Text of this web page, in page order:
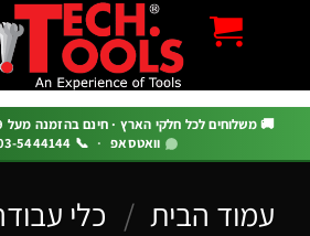
משלוחים לכל חלקי הארץ · חינם בהזמנה מעל ₪399
וואטסאפ · 📞 03-5444144 שלוחה 1
הבית / כלי עבודה /